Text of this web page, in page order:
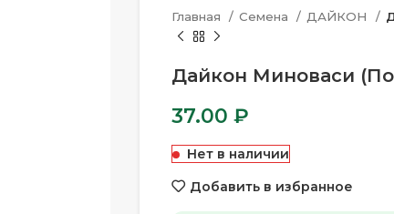
Главная Семена ДАЙКОН
Дайкон Миноваси
37.00 ₽
Нет в наличии
Добавить в избранное